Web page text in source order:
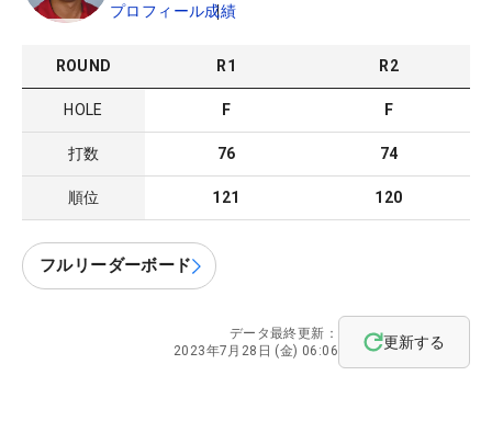
プロフィール成績
ROUND R1 R2
HOLE F F
打数 76 74
順位 121 120
フルリーダーボード
データ最終更新：
2023年7月28日 (金) 06:06
更新する